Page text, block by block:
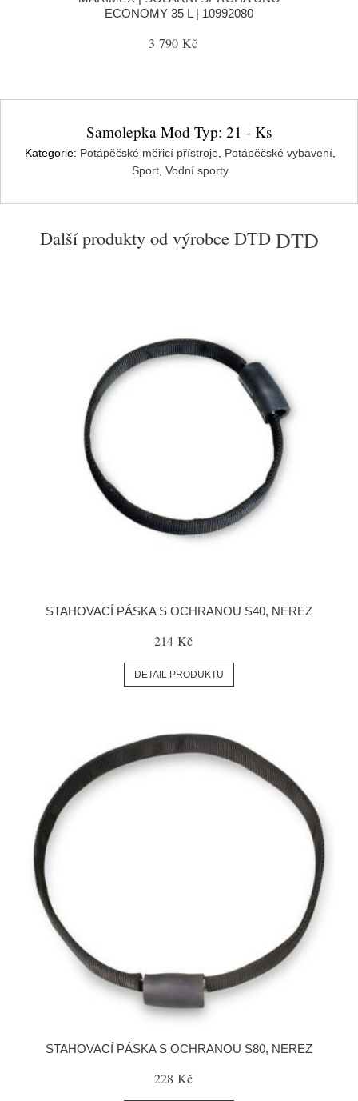
ECONOMY 35 L | 10992080
3 790 Kč
Samolepka Mod Typ: 21 - Ks
Kategorie: Potápěčské měřicí přístroje, Potápěčské vybavení,
Sport, Vodní sporty
Další produkty od výrobce DTD DTD
STAHOVACÍ PÁSKA S OCHRANOU S40, NEREZ
214 Kč
DETAIL PRODUKTU
STAHOVACÍ PÁSKA S OCHRANOU S80, NEREZ
228 Kč